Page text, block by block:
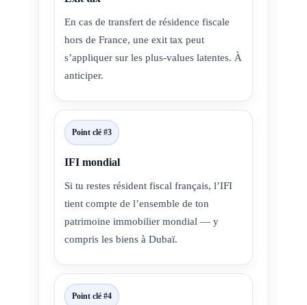
En cas de transfert de résidence fiscale
hors de France, une exit tax peut
s’appliquer sur les plus-values latentes. À
anticiper.
Point clé #3
IFI mondial
Si tu restes résident fiscal français, l’IFI
tient compte de l’ensemble de ton
patrimoine immobilier mondial — y
compris les biens à Dubaï.
Point clé #4